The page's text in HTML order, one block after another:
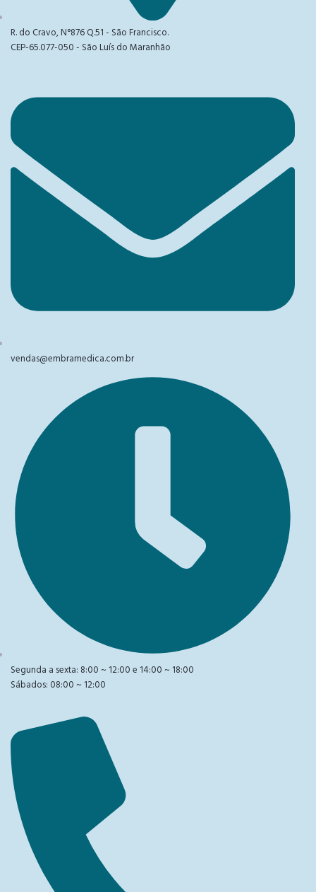
R. do Cravo, N°876 Q.51 - São Francisco.
CEP-65.077-050 - São Luís do Maranhão
vendas@embramedica.com.br
Segunda a sexta: 8:00 ~ 12:00 e 14:00 ~ 18:00
Sábados: 08:00 ~ 12:00